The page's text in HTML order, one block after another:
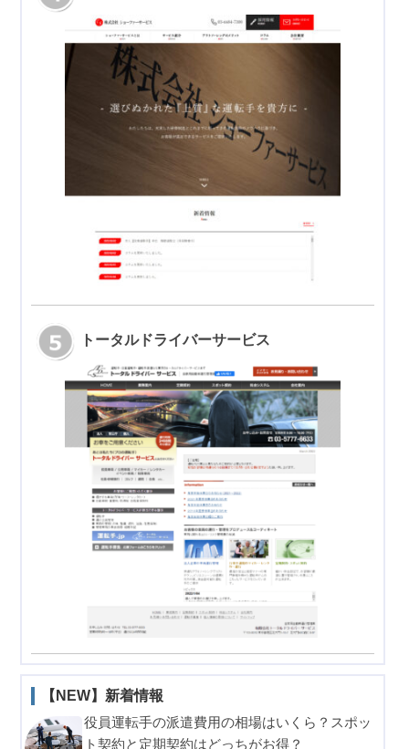
トータルドライバーサービス
【NEW】新着情報
役員運転手の派遣費用の相場はいくら？スポッ
ト契約と定期契約はどっちがお得？